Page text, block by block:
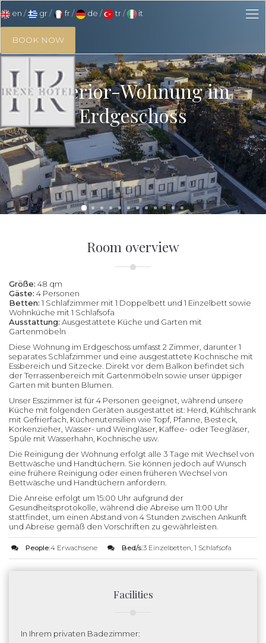
en gr fr de tr it
BOOK NOW
Superior-Wohnung im
Erdgeschoss
Room overview
Größe: 48 qm
Gäste: 4 Personen
Betten: 1 Schlafzimmer mit 1 Doppelbett und 1 Einzelbett sowie
Wohnküche mit 1 Schlafsofa
Ausstattung: Ausgestattete Küche und Garten mit
Gartenmöbeln
Diese Wohnung im Erdgeschoss umfasst 2 Zimmer, darunter 1
separates Schlafzimmer und eine ausgestattete Kochnische mit
Essbereich und Sitzecke. Direkt vor dem Balkon befindet sich
der Terrassenbereich mit Gartenmöbeln sowie unser üppiger
Garten mit bunten Blumen.
Unser Esszimmer ist für 4 Personen geeignet, während unsere
Küche mit folgenden Geräten ausgestattet ist: Herd, Kühlschrank
mit Gefrierfach, Küchenutensilien wie Topf, Pfanne, Besteck,
Korkenzieher, Wasser- und Weingläser, Kaffee- oder Teegläser,
Spüle mit Wasserhahn, Kochnische usw.
Die Reinigung der Wohnung erfolgt alle 3 Tage mit Wechsel von
Bettwäsche und Handtüchern. Sie können jedoch auf Wunsch
eine frühere Reinigung oder einen früheren Wechsel von
Bettwäsche und Handtüchern anfordern.
Die Anreise erfolgt um 15:00 Uhr aufgrund der
Gesundheitsprotokolle, während die Abreise um 11:00 Uhr
stattfindet, um einen Abstand von 4 Stunden zwischen Ankunft
und Abreise gemäß den Vorschriften zu gewährleisten.
People:4 Erwachsene Bed/s:3 Einzelbetten, 1 Schlafsofa
Facilities
In Ihrem privaten Badezimmer: